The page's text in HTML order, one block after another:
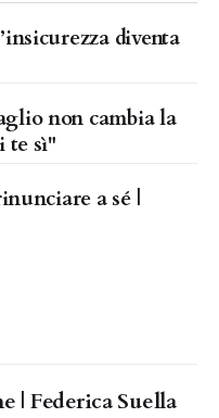
diventa
non cambia la
te sì"
a sé |
| Federica Suella